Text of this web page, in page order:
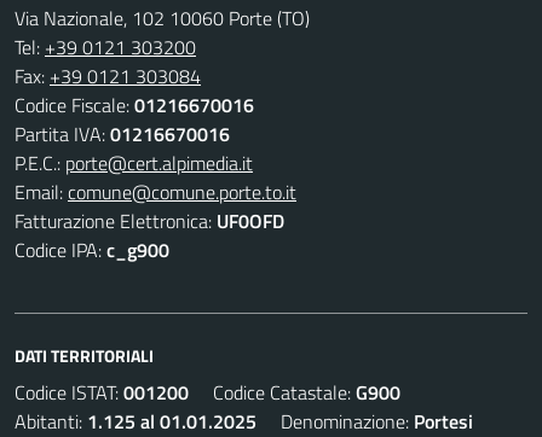
Via Nazionale, 102 10060 Porte (TO)
Tel: +39 0121 303200
Fax: +39 0121 303084
Codice Fiscale:01216670016
Partita IVA:01216670016
P.E.C.: porte@cert.alpimedia.it
Email:comune@comune.porte.to.it
Fatturazione Elettronica: UF0OFD
Codice IPA:c_g900
DATI TERRITORIALI
Codice ISTAT:001200 Codice Catastale:G900
Abitanti: 1.125 al 01.01.2025 Denominazione: Portesi